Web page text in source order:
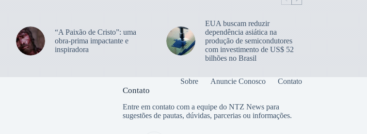
“A Paixão de Cristo”: uma
obra-prima impactante e
inspiradora
EUA buscam reduzir
dependência asiática na
produção de semicondutores
com investimento de US$ 52
bilhões no Brasil
Sobre Anuncie Conosco Contato
Contato
Entre em contato com a equipe do NTZ News para
sugestões de pautas, dúvidas, parcerias ou informações.